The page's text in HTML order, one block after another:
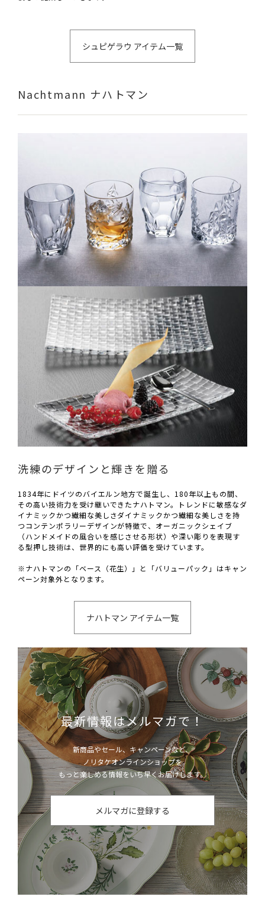
シュピゲラウ アイテム一覧
Nachtmann ナハトマン
洗練のデザインと輝きを贈る
1834年にドイツのバイエルン地方で誕生し、180年以上もの間、
その高い技術力を受け継いできたナハトマン。トレンドに敏感なダ
イナミックかつ繊細な美しさダイナミックかつ繊細な美しさを持
つコンテンポラリーデザインが特徴で、オーガニックシェイブ
（ハンドメイドの風合いを感じさせる形状）や深い彫りを表現す
る型押し技術は、世界的にも高い評価を受けています。
※ナハトマンの「ベース（花生）」と「バリューパック」はキャン
ペーン対象外となります。
ナハトマン アイテム一覧
最新情報はメルマガで！
新商品やセール、キャンペーンなど、
ノリタケオンラインショップを
もっと楽しめる情報をいち早くお届けします。
メルマガに登録する